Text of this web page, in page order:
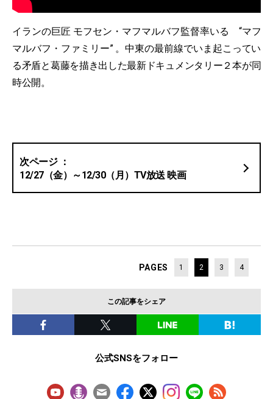
イランの巨匠 モフセン・マフマルバフ監督率いる “マフ
マルバフ・ファミリー” 。中東の最前線でいま起こってい
る矛盾と葛藤を描き出した最新ドキュメンタリー２本が同
時公開。
12/27（金）～12/30（月）TV放送 映画
PAGES 1 2 3 4
この記事をシェア
公式SNSをフォロー